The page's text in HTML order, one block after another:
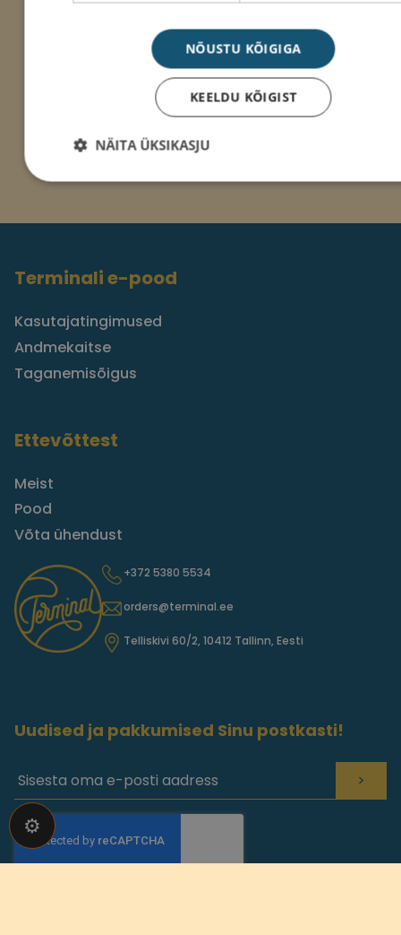
⚙
+372 5380 5534
orders@terminal.ee
Telliskivi 60/2, 10412 Tallinn, Eesti
Terminali e-pood
Kasutajatingimused
Andmekaitse
Taganemisõigus
Ettevõttest
Meist
Pood
Võta ühendust
Uudised ja pakkumised Sinu postkasti!
>
NÕUSTU KÕIGIGA
KEELDU KÕIGIST
NÄITA ÜKSIKASJU